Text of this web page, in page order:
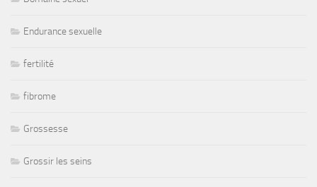
Endurance sexuelle
fertilité
fibrome
Grossesse
Grossir les seins